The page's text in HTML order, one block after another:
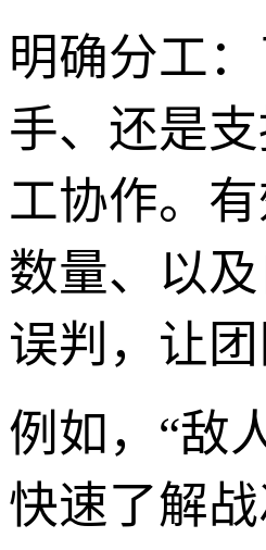
明确分工
手、还是
工协作。
数量、以
误判，让
例如，“敌
快速了解